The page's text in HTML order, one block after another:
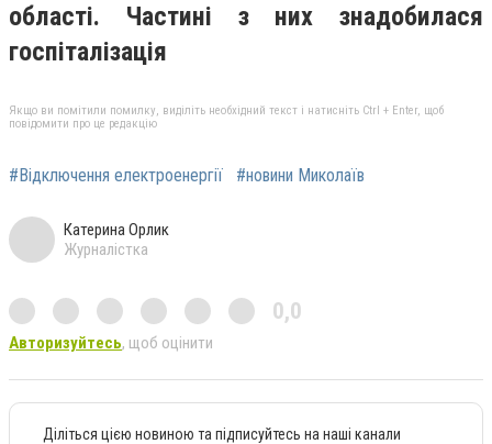
області. Частині з них знадобилася
госпіталізація
Якщо ви помітили помилку, виділіть необхідний текст і натисніть Ctrl + Enter, щоб
повідомити про це редакцію
#Відключення електроенергії #новини Миколаїв
Катерина Орлик
Журналістка
0,0
Авторизуйтесь, щоб оцінити
Діліться цією новиною та підписуйтесь на наші канали